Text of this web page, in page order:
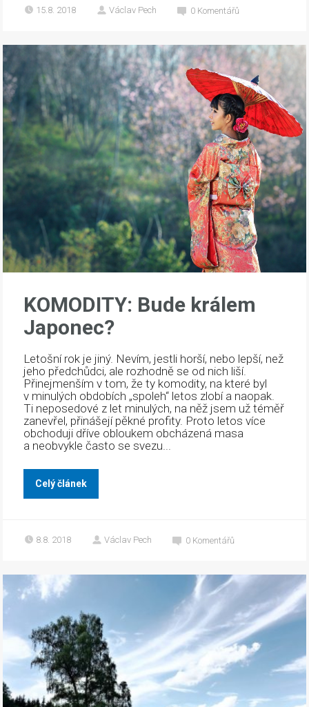
15.8. 2018 Václav Pech 0 Komentářů
KOMODITY: Bude králem
Japonec?
Letošní rok je jiný. Nevím, jestli horší, nebo lepší, než
jeho předchůdci, ale rozhodně se od nich liší.
Přinejmenším v tom, že ty komodity, na které byl
v minulých obdobích „spoleh“ letos zlobí a naopak.
Ti neposedové z let minulých, na něž jsem už téměř
zanevřel, přinášejí pěkné profity. Proto letos více
obchoduji dříve obloukem obcházená masa
a neobvykle často se svezu...
Celý článek
8.8. 2018 Václav Pech 0 Komentářů